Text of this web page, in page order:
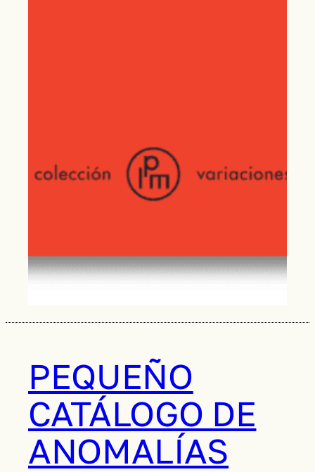
PEQUEÑO
CATÁLOGO DE
ANOMALÍAS